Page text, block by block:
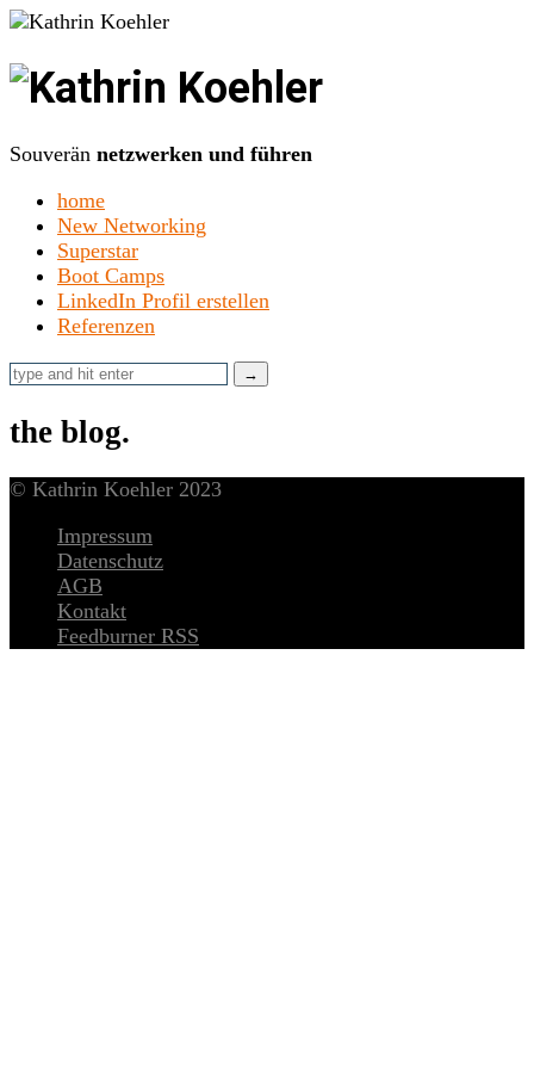
Kathrin
Koehler
Souverän netzwerken und führen
home
New Networking
Superstar
Boot Camps
LinkedIn Profil erstellen
Referenzen
the blog.
© Kathrin Koehler 2023
Impressum
Datenschutz
AGB
Kontakt
Feedburner RSS